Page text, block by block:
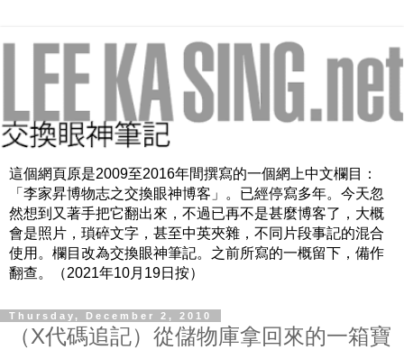
這個網頁原是2009至2016年間撰寫的一個網上中文欄目：
「李家昇博物志之交換眼神博客」。已經停寫多年。今天忽
然想到又著手把它翻出來，不過已再不是甚麼博客了，大概
會是照片，瑣碎文字，甚至中英夾雜，不同片段事記的混合
使用。欄目改為交換眼神筆記。之前所寫的一概留下，備作
翻查。（2021年10月19日按）
Thursday, December 2, 2010
（X代碼追記）從儲物庫拿回來的一箱寶